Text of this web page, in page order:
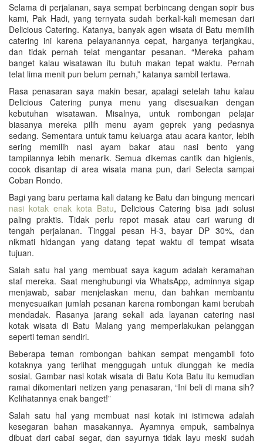
Selama di perjalanan, saya sempat berbincang dengan sopir bus
kami, Pak Hadi, yang ternyata sudah berkali-kali memesan dari
Delicious Catering. Katanya, banyak agen wisata di Batu memilih
catering ini karena pelayanannya cepat, harganya terjangkau,
dan tidak pernah telat mengantar pesanan. “Mereka paham
banget kalau wisatawan itu butuh makan tepat waktu. Pernah
telat lima menit pun belum pernah,” katanya sambil tertawa.
Rasa penasaran saya makin besar, apalagi setelah tahu kalau
Delicious Catering punya menu yang disesuaikan dengan
kebutuhan wisatawan. Misalnya, untuk rombongan pelajar
biasanya mereka pilih menu ayam geprek yang pedasnya
sedang. Sementara untuk tamu keluarga atau acara kantor, lebih
sering memilih nasi ayam bakar atau nasi bento yang
tampilannya lebih menarik. Semua dikemas cantik dan higienis,
cocok disantap di area wisata mana pun, dari Selecta sampai
Coban Rondo.
Bagi yang baru pertama kali datang ke Batu dan bingung mencari
nasi kotak enak kota Batu, Delicious Catering bisa jadi solusi
paling praktis. Tidak perlu repot masak atau cari warung di
tengah perjalanan. Tinggal pesan H-3, bayar DP 30%, dan
nikmati hidangan yang datang tepat waktu di tempat wisata
tujuan.
Salah satu hal yang membuat saya kagum adalah keramahan
staf mereka. Saat menghubungi via WhatsApp, adminnya sigap
menjawab, sabar menjelaskan menu, dan bahkan membantu
menyesuaikan jumlah pesanan karena rombongan kami berubah
mendadak. Rasanya jarang sekali ada layanan catering nasi
kotak wisata di Batu Malang yang memperlakukan pelanggan
seperti teman sendiri.
Beberapa teman rombongan bahkan sempat mengambil foto
kotaknya yang terlihat menggugah untuk diunggah ke media
sosial. Gambar nasi kotak wisata di Batu Kota Batu itu kemudian
ramai dikomentari netizen yang penasaran, “Ini beli di mana sih?
Kelihatannya enak banget!”
Salah satu hal yang membuat nasi kotak ini istimewa adalah
kesegaran bahan masakannya. Ayamnya empuk, sambalnya
dibuat dari cabai segar, dan sayurnya tidak layu meski sudah